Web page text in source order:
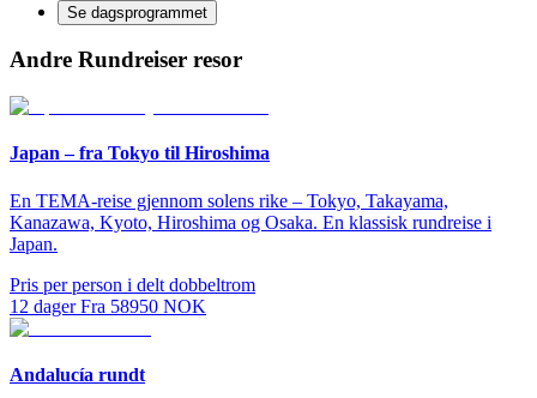
Se dagsprogrammet
Andre Rundreiser resor
Japan – fra Tokyo til Hiroshima
En TEMA-reise gjennom solens rike – Tokyo, Takayama,
Kanazawa, Kyoto, Hiroshima og Osaka. En klassisk rundreise i
Japan.
Pris per person i delt dobbeltrom
12 dager Fra 58950 NOK
Andalucía rundt